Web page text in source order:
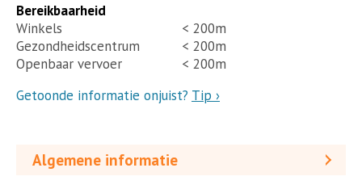
Bereikbaarheid
Winkels
< 200m
Gezondheidscentrum
< 200m
Openbaar vervoer
< 200m
Getoonde informatie onjuist? Tip ›
Algemene informatie